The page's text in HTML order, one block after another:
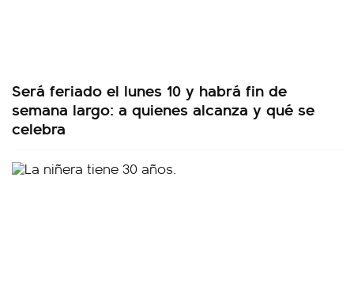
Será feriado el lunes 10 y habrá fin de
semana largo: a quienes alcanza y qué se
celebra